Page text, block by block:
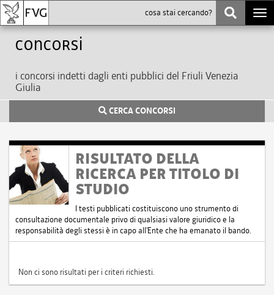
Concorsi
i concorsi indetti dagli enti pubblici del Friuli Venezia
Giulia
CERCA CONCORSI
RISULTATO DELLA
RICERCA PER TITOLO DI
STUDIO
I testi pubblicati costituiscono uno strumento di
consultazione documentale privo di qualsiasi valore giuridico e la
responsabilità degli stessi è in capo all'Ente che ha emanato il bando.
Non ci sono risultati per i criteri richiesti.